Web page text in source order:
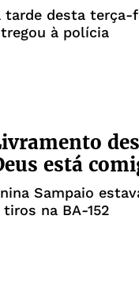
tarde desta terça-
à polícia
está
Sampaio
na BA-152